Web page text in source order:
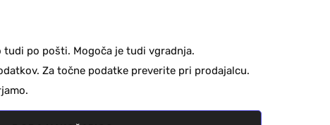
tudi po pošti. Mogoča je tudi vgradnja.
Za točne podatke preverite pri prodajalcu.